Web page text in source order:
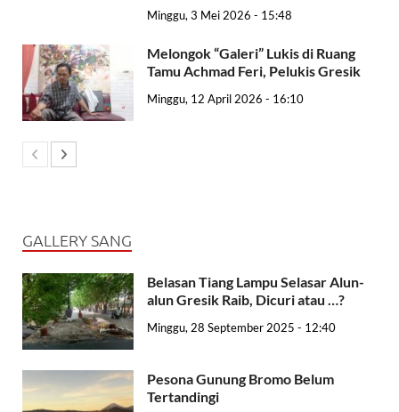
Minggu, 3 Mei 2026 - 15:48
Melongok “Galeri” Lukis di Ruang
Tamu Achmad Feri, Pelukis Gresik
Minggu, 12 April 2026 - 16:10
GALLERY SANG
Belasan Tiang Lampu Selasar Alun-
alun Gresik Raib, Dicuri atau …?
Minggu, 28 September 2025 - 12:40
Pesona Gunung Bromo Belum
Tertandingi